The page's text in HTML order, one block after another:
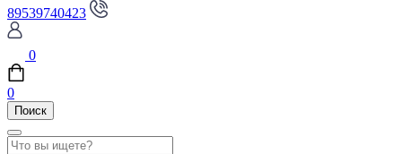
89539740423
0
0
Поиск